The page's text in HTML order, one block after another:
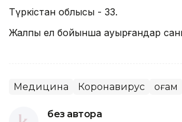
Түркістан облысы - 33.
Жалпы ел бойынша ауырғандар
Медицина Коронавирус Қоғам
без автора